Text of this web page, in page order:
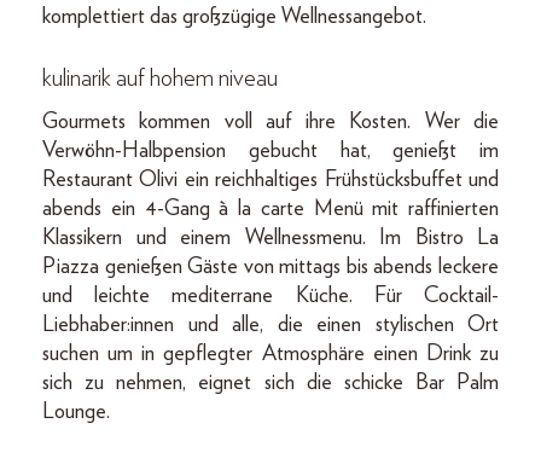
komplettiert das großzügige Wellnessangebot.
kulinarik auf hohem niveau
Gourmets kommen voll auf ihre Kosten. Wer die
Verwöhn-Halbpension gebucht hat, genießt im
Restaurant Olivi ein reichhaltiges Frühstücksbuffet und
abends ein 4-Gang à la carte Menü mit raffinierten
Klassikern und einem Wellnessmenu. Im Bistro La
Piazza genießen Gäste von mittags bis abends leckere
und leichte mediterrane Küche. Für Cocktail-
Liebhaber:innen und alle, die einen stylischen Ort
suchen um in gepflegter Atmosphäre einen Drink zu
sich zu nehmen, eignet sich die schicke Bar Palm
Lounge.